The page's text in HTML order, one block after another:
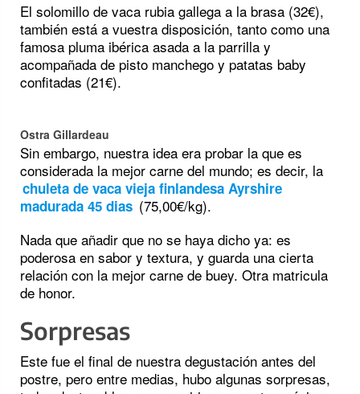
El solomillo de vaca rubia gallega a la brasa (32€),
también está a vuestra disposición, tanto como una
famosa pluma ibérica asada a la parrilla y
acompañada de pisto manchego y patatas baby
confitadas (21€).
Ostra Gillardeau
Sin embargo, nuestra idea era probar la que es
considerada la mejor carne del mundo; es decir, la
chuleta de vaca vieja finlandesa Ayrshire
madurada 45 dias (75,00€/kg).
Nada que añadir que no se haya dicho ya: es
poderosa en sabor y textura, y guarda una cierta
relación con la mejor carne de buey. Otra matricula
de honor.
Sorpresas
Este fue el final de nuestra degustación antes del
postre, pero entre medias, hubo algunas sorpresas,